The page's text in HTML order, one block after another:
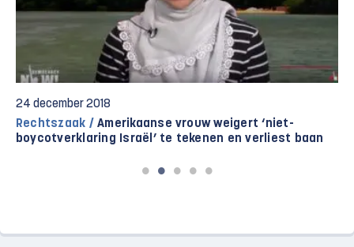
24 december 2018
Rechtszaak /Amerikaanse vrouw weigert ‘niet-
boycotverklaring Israël’ te tekenen en verliest baan